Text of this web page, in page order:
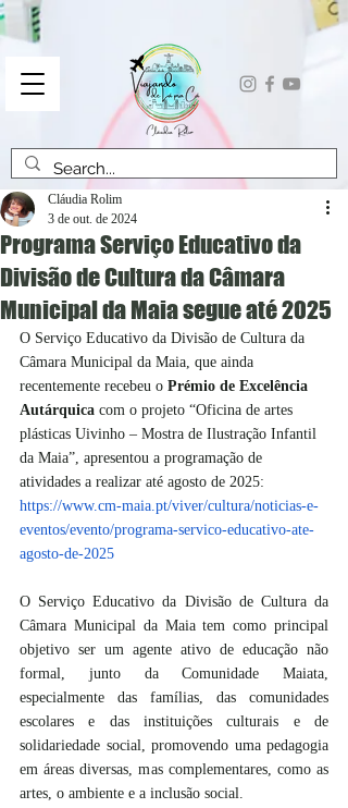
Programa Serviço Educativo da
Divisão de Cultura da Câmara
Municipal da Maia segue até 2025
Cláudia Rolim
3 de out. de 2024
O Serviço Educativo da Divisão de Cultura da
Câmara Municipal da Maia, que ainda
recentemente recebeu o Prémio de Excelência
Autárquica com o projeto “Oficina de artes
plásticas Uivinho – Mostra de Ilustração Infantil
da Maia”, apresentou a programação de
atividades a realizar até agosto de 2025:
https://www.cm-maia.pt/viver/cultura/noticias-e-
eventos/evento/programa-servico-educativo-ate-
agosto-de-2025
O Serviço Educativo da Divisão de Cultura da
Câmara Municipal da Maia tem como principal
objetivo ser um agente ativo de educação não
formal, junto da Comunidade Maiata,
especialmente das famílias, das comunidades
escolares e das instituições culturais e de
solidariedade social, promovendo uma pedagogia
em áreas diversas, mas complementares, como as
artes, o ambiente e a inclusão social.